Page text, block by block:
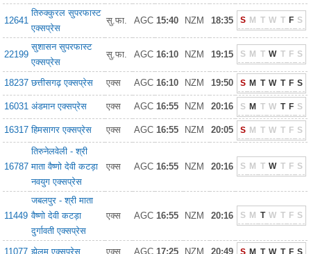
12641
तिरुक्कुरल सुपरफास्ट
एक्सप्रेस
सु.फा. AGC 15:40 NZM 18:35 S M T W T F S
22199
सुशासन सुपरफास्ट
एक्सप्रेस
सु.फा. AGC 16:10 NZM 19:15 S M T W T F S
18237 छत्तीसगढ़ एक्सप्रेस एक्स AGC 16:10 NZM 19:50 S M T W T F S
16031 अंडमान एक्सप्रेस एक्स AGC 16:55 NZM 20:16 S M T W T F S
16317 हिमसागर एक्सप्रेस एक्स AGC 16:55 NZM 20:05 S M T W T F S
16787
तिरुनेलवेली - श्री
माता वैष्णो देवी कटड़ा
नवयुग एक्सप्रेस
एक्स AGC 16:55 NZM 20:16 S M T W T F S
11449
जबलपुर - श्री माता
वैष्णो देवी कटड़ा
दुर्गावती एक्सप्रेस
एक्स AGC 16:55 NZM 20:16 S M T W T F S
11077 झेलम एक्सप्रेस एक्स AGC 17:25 NZM 20:49 S M T W T F S